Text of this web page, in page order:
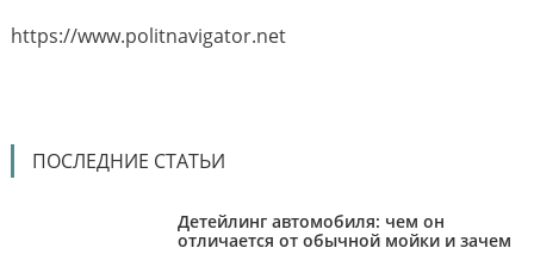
https://www.politnavigator.net
ПОСЛЕДНИЕ СТАТЬИ
Детейлинг автомобиля: чем он
отличается от обычной мойки и зачем